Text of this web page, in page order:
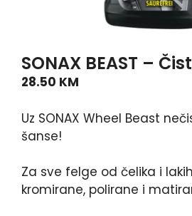
SONAX BEAST –
28.50 KM
Uz SONAX Wheel Beast
šanse!
Za sve felge od čelika i
kromirane, polirane i